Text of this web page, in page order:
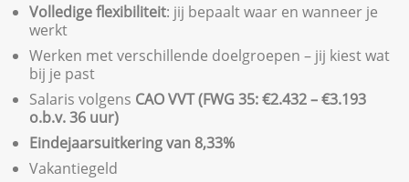
Volledige flexibiliteit: jij bepaalt waar en wanneer je
werkt
Werken met verschillende doelgroepen – jij kiest wat
bij je past
Salaris volgens CAO VVT (FWG 35: €2.432 – €3.193
o.b.v. 36 uur)
Eindejaarsuitkering van 8,33%
Vakantiegeld